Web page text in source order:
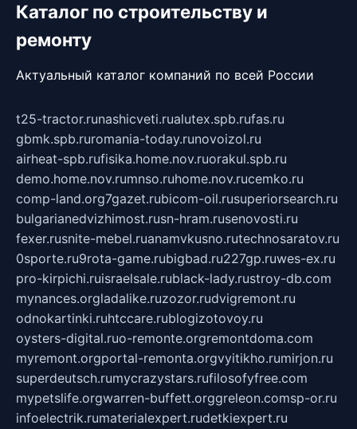
Каталог по строительству и
ремонту
Актуальный каталог компаний по всей России
t25-tractor.runashicveti.rualutex.spb.rufas.ru
gbmk.spb.ruromania-today.runovoizol.ru
airheat-spb.rufisika.home.nov.ruorakul.spb.ru
demo.home.nov.rumnso.ruhome.nov.rucemko.ru
comp-land.org7gazet.rubicom-oil.rusuperiorsearch.ru
bulgarianedvizhimost.rusn-hram.rusenovosti.ru
fexer.rusnite-mebel.ruanamvkusno.rutechnosaratov.ru
0sporte.ru9rota-game.rubigbad.ru227gp.ruwes-ex.ru
pro-kirpichi.ruisraelsale.rublack-lady.rustroy-db.com
mynances.orgladalike.ruzozor.rudvigremont.ru
odnokartinki.ruhtccare.rublogizotovoy.ru
oysters-digital.ruo-remonte.orgremontdoma.com
myremont.orgportal-remonta.orgvyitikho.rumirjon.ru
superdeutsch.rumycrazystars.rufilosofyfree.com
mypetslife.orgwarren-buffett.orggreleon.comsp-or.ru
infoelectrik.rumaterialexpert.rudetkiexpert.ru